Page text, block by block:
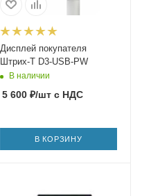
Дисплей покупателя
Штрих-T D3-USB-PW
В наличии
5 600₽/штс НДС
В КОРЗИНУ